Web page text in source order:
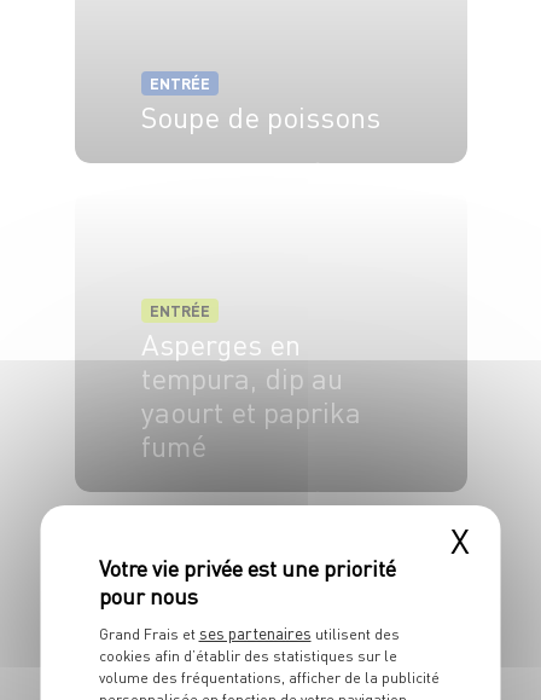
ENTRÉE
Soupe de poissons
ENTRÉE
Asperges en
tempura, dip au
yaourt et paprika
fumé
2 pers. 15 min 5 min
X
Grand Frais et ses partenaires utilisent des
cookies afin d’établir des statistiques sur le
volume des fréquentations, afficher de la publicité